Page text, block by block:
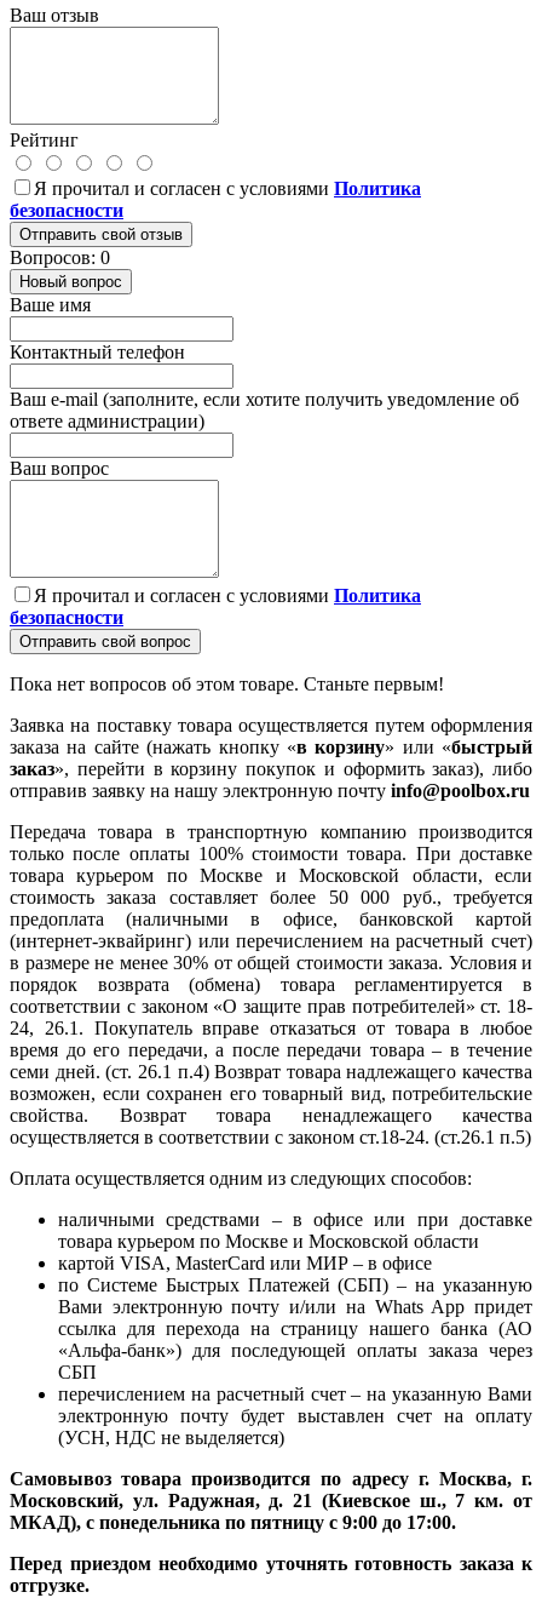
Ваш отзыв
Рейтинг
Я прочитал и согласен с условиями Политика
безопасности
Отправить свой отзыв
Вопросов: 0
Новый вопрос
Ваше имя
Контактный телефон
Ваш e-mail (заполните, если хотите получить уведомление об
ответе администрации)
Ваш вопрос
Я прочитал и согласен с условиями Политика
безопасности
Отправить свой вопрос
Пока нет вопросов об этом товаре. Станьте первым!
Заявка на поставку товара осуществляется путем оформления
заказа на сайте (нажать кнопку «в корзину» или «быстрый
заказ», перейти в корзину покупок и оформить заказ), либо
отправив заявку на нашу электронную почту info@poolbox.ru
Передача товара в транспортную компанию производится
только после оплаты 100% стоимости товара. При доставке
товара курьером по Москве и Московской области, если
стоимость заказа составляет более 50 000 руб., требуется
предоплата (наличными в офисе, банковской картой
(интернет-эквайринг) или перечислением на расчетный счет)
в размере не менее 30% от общей стоимости заказа. Условия и
порядок возврата (обмена) товара регламентируется в
соответствии с законом «О защите прав потребителей» ст. 18-
24, 26.1. Покупатель вправе отказаться от товара в любое
время до его передачи, а после передачи товара – в течение
семи дней. (ст. 26.1 п.4) Возврат товара надлежащего качества
возможен, если сохранен его товарный вид, потребительские
свойства. Возврат товара ненадлежащего качества
осуществляется в соответствии с законом ст.18-24. (ст.26.1 п.5)
Оплата осуществляется одним из следующих способов:
наличными средствами – в офисе или при доставке
товара курьером по Москве и Московской области
картой VISA, MasterCard или МИР – в офисе
по Системе Быстрых Платежей (СБП) – на указанную
Вами электронную почту и/или на Whats App придет
ссылка для перехода на страницу нашего банка (АО
«Альфа-банк») для последующей оплаты заказа через
СБП
перечислением на расчетный счет – на указанную Вами
электронную почту будет выставлен счет на оплату
(УСН, НДС не выделяется)
Самовывоз товара производится по адресу г. Москва, г.
Московский, ул. Радужная, д. 21 (Киевское ш., 7 км. от
МКАД), с понедельника по пятницу с 9:00 до 17:00.
Перед приездом необходимо уточнять готовность заказа к
отгрузке.